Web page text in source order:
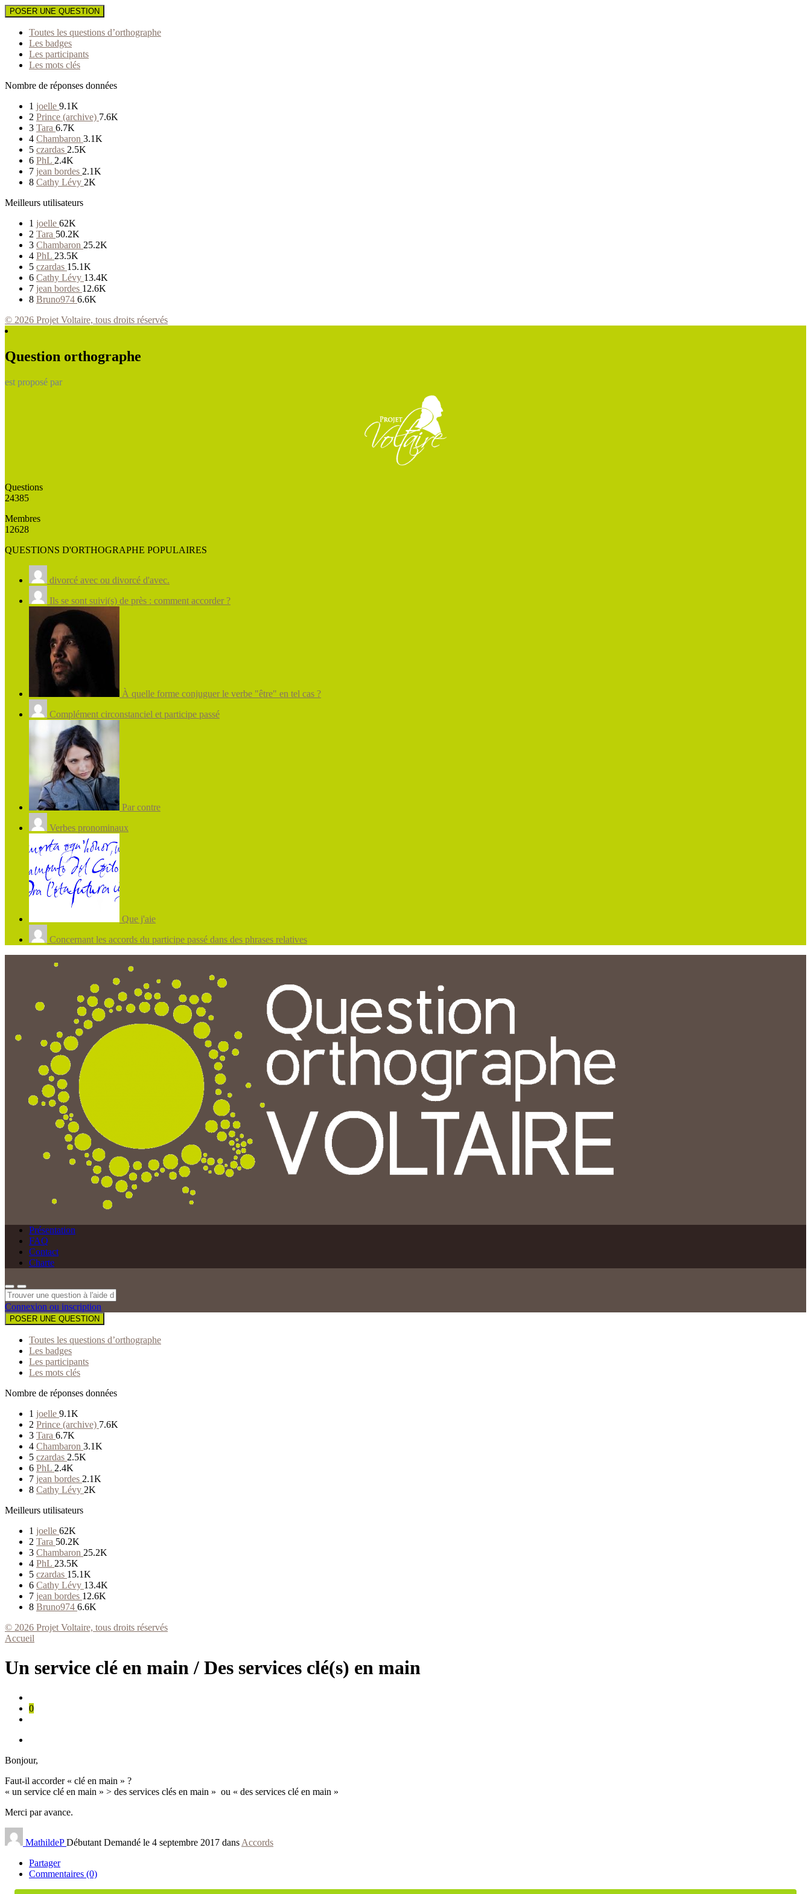
POSER UNE QUESTION
Toutes les questions d’orthographe
Les badges
Les participants
Les mots clés
Nombre de réponses données
1 joelle 9.1K
2 Prince (archive) 7.6K
3 Tara 6.7K
4 Chambaron 3.1K
5 czardas 2.5K
6 PhL 2.4K
7 jean bordes 2.1K
8 Cathy Lévy 2K
Meilleurs utilisateurs
1 joelle 62K
2 Tara 50.2K
3 Chambaron 25.2K
4 PhL 23.5K
5 czardas 15.1K
6 Cathy Lévy 13.4K
7 jean bordes 12.6K
8 Bruno974 6.6K
© 2026 Projet Voltaire, tous droits réservés
Question orthographe
est proposé par
Questions
24385
Membres
12628
QUESTIONS D'ORTHOGRAPHE POPULAIRES
divorcé avec ou divorcé d'avec.
Ils se sont suivi(s) de près : comment accorder ?
À quelle forme conjuguer le verbe "être" en tel cas ?
Complément circonstanciel et participe passé
Par contre
Verbes pronominaux
Que j'aie
Concernant les accords du participe passé dans des phrases relatives
Présentation
FAQ
Contact
Charte
Connexion ou inscription
POSER UNE QUESTION
Toutes les questions d’orthographe
Les badges
Les participants
Les mots clés
Nombre de réponses données
1 joelle 9.1K
2 Prince (archive) 7.6K
3 Tara 6.7K
4 Chambaron 3.1K
5 czardas 2.5K
6 PhL 2.4K
7 jean bordes 2.1K
8 Cathy Lévy 2K
Meilleurs utilisateurs
1 joelle 62K
2 Tara 50.2K
3 Chambaron 25.2K
4 PhL 23.5K
5 czardas 15.1K
6 Cathy Lévy 13.4K
7 jean bordes 12.6K
8 Bruno974 6.6K
© 2026 Projet Voltaire, tous droits réservés
Accueil
Un service clé en main / Des services clé(s) en main
0
Bonjour,
Faut-il accorder « clé en main » ?
« un service clé en main » > des services clés en main » ou « des services clé en main »
Merci par avance.
MathildeP Débutant Demandé le 4 septembre 2017 dans Accords
Partager
Commentaires (0)